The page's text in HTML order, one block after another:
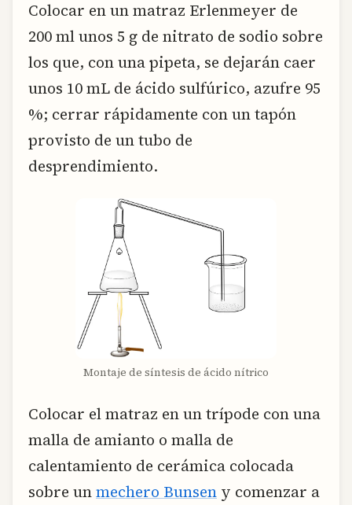
Colocar en un matraz Erlenmeyer de
200 ml unos 5 g de nitrato de sodio sobre
los que, con una pipeta, se dejarán caer
unos 10 mL de ácido sulfúrico, azufre 95
%; cerrar rápidamente con un tapón
provisto de un tubo de
desprendimiento.
Montaje de síntesis de ácido nítrico
Colocar el matraz en un trípode con una
malla de amianto o malla de
calentamiento de cerámica colocada
sobre unmechero Bunsen y comenzar a